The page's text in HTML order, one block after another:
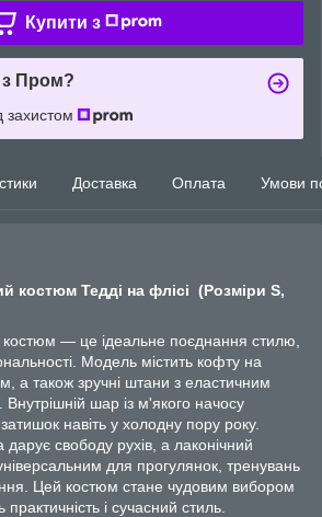
Купити з
з Пром?
захистом
Доставка Оплата Умови
костюм Тедді на флісі (Розміри S,
— це ідеальне поєднання стилю,
Модель містить кофту на
а також зручні штани з еластичним
шар із м'якого начосу
навіть у холодну пору року.
дарує свободу рухів, а лаконічний
для прогулянок, тренувань
Цей костюм стане чудовим вибором
практичність і сучасний стиль.